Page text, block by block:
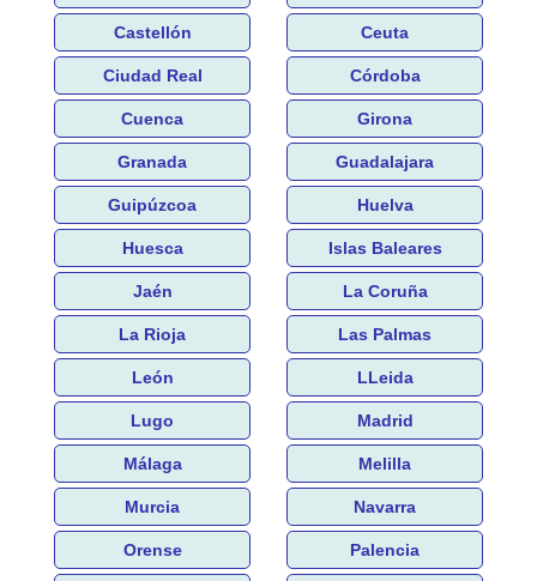
Castellón Ceuta
Ciudad Real Córdoba
Cuenca Girona
Granada Guadalajara
Guipúzcoa Huelva
Huesca Islas Baleares
Jaén La Coruña
La Rioja Las Palmas
León LLeida
Lugo Madrid
Málaga Melilla
Murcia Navarra
Orense Palencia